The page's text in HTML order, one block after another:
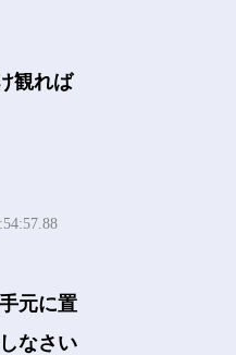
観れば
元に置
なさい